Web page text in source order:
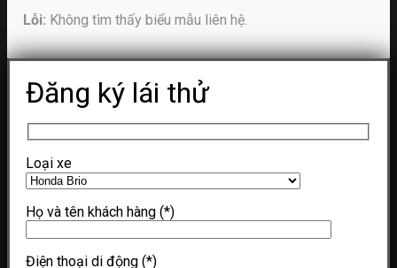
Lỗi: Không tìm thấy biểu mẫu liên hệ.
Đăng ký lái thử
Loại xe
Họ và tên khách hàng (*)
Điện thoại di động (*)